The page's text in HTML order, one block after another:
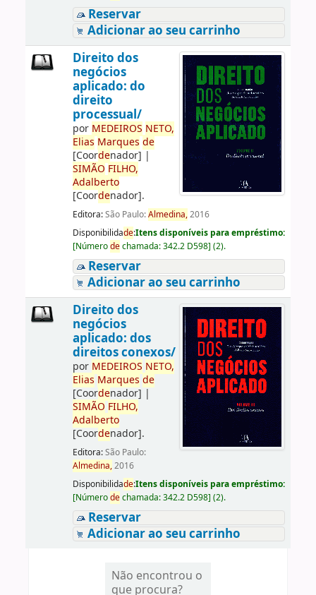
Reservar
Adicionar ao seu carrinho
Direito dos
negócios
aplicado: do
direito
processual/
por MEDEIROS NETO,
Elias Marques de
[Coordenador] |
SIMÃO FILHO,
Adalberto
[Coordenador].
Editora:São Paulo:Almedina,2016
Disponibilidade:Itens disponíveis para empréstimo:
[Númerodechamada:342.2 D598] (2).
Reservar
Adicionar ao seu carrinho
Direito dos
negócios
aplicado: dos
direitos conexos/
por MEDEIROS NETO,
Elias Marques de
[Coordenador] |
SIMÃO FILHO,
Adalberto
[Coordenador].
Editora:São Paulo:
Almedina,2016
Disponibilidade:Itens disponíveis para empréstimo:
[Númerodechamada:342.2 D598] (2).
Reservar
Adicionar ao seu carrinho
Não encontrou o
que procura?